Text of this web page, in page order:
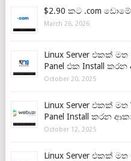
$2.90 කට .com
March 26, 2026
Linux Server එකක් මත
Panel එක Install
October 20, 2025
Linux Server එකක් මත
Panel Install කරන
October 12, 2025
Linux Server එකක් මත